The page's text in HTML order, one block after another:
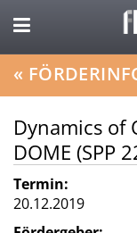
«
Dynamics of
DOME (SPP
Termin:
20.12.2019